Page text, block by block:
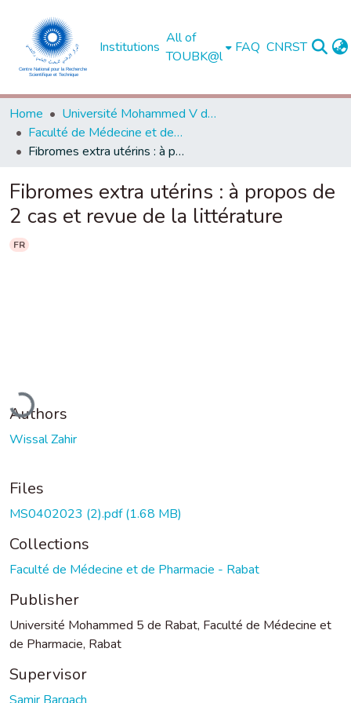
Institutions
All of
TOUBK@l
FAQ CNRST
Home
Université Mohammed V de Rabat
Faculté de Médecine et de Pharmacie - Rabat
Fibromes extra utérins : à propos de 2 cas et revue de la littérature
Fibromes extra utérins : à propos de
2 cas et revue de la littérature
FR
Authors
Wissal Zahir
Files
MS0402023 (2).pdf(1.68 MB)
Collections
Faculté de Médecine et de Pharmacie - Rabat
Publisher
Université Mohammed 5 de Rabat, Faculté de Médecine et
de Pharmacie, Rabat
Supervisor